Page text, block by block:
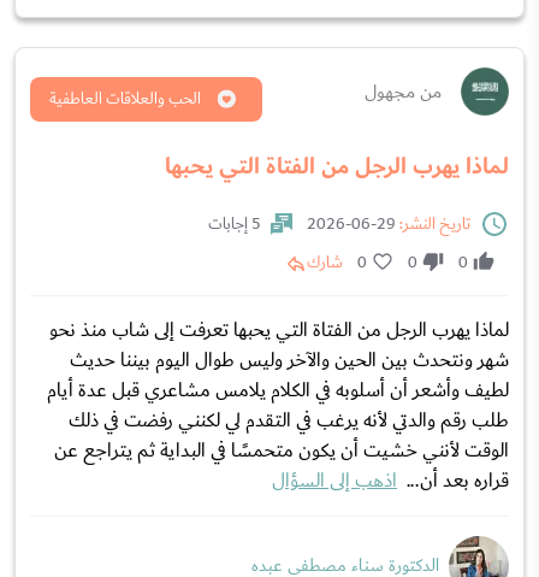
من مجهول
لماذا يهرب الرجل من الفتاة التي يحبها
الحب والعلاقات العاطفية
تاريخ النشر:
5 إجابات
0
0
0 شارك
لماذا يهرب الرجل من الفتاة التي يحبها تعرفت إلى شاب منذ نحو
شهر ونتحدث بين الحين والآخر وليس طوال اليوم بيننا حديث
لطيف وأشعر أن أسلوبه في الكلام يلامس مشاعري قبل عدة أيام
طلب رقم والدتي لأنه يرغب في التقدم لي لكنني رفضت في ذلك
الوقت لأنني خشيت أن يكون متحمسًا في البداية ثم يتراجع عن
قراره بعد أن... اذهب إلى السؤال
الدكتورة سناء مصطفى عبده